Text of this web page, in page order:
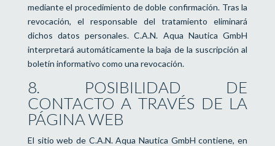
mediante el procedimiento de doble confirmación. Tras la
revocación, el responsable del tratamiento eliminará
dichos datos personales. C.A.N. Aqua Nautica GmbH
interpretará automáticamente la baja de la suscripción al
boletín informativo como una revocación.
8. POSIBILIDAD DE
CONTACTO A TRAVÉS DE LA
PÁGINA WEB
El sitio web de C.A.N. Aqua Nautica GmbH contiene, en